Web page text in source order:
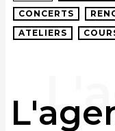
CONCERTS
ATELIERS